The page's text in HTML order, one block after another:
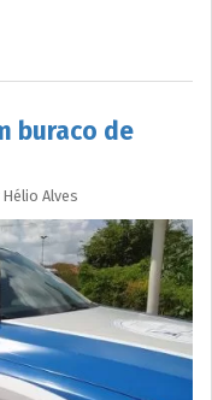
buraco de
Hélio Alves